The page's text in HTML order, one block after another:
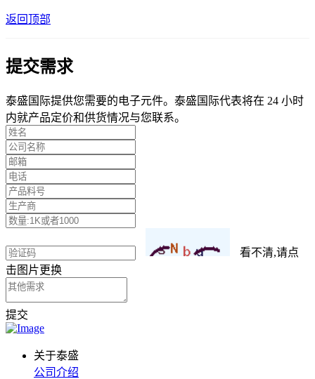
返回顶部
提交需求
泰盛国际提供您需要的电子元件。泰盛国际代表将在 24 小时
内就产品定价和供货情况与您联系。
看不清,请点
击图片更换
提交
关于泰盛
公司介绍